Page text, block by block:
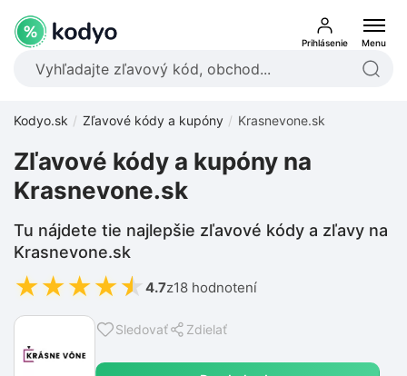
Prihlásenie Menu
Kodyo.sk Zľavové kódy a kupóny Krasnevone.sk
Sledovať Zdielať
Zľavové kódy a kupóny na
Krasnevone.sk
Tu nájdete tie najlepšie zľavové kódy a zľavy na
Krasnevone.sk
★★★★★ 4.7z18 hodnotení